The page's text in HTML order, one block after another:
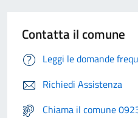
Contatta il comune
Leggi le domande
Richiedi Assistenza
Chiama il comune